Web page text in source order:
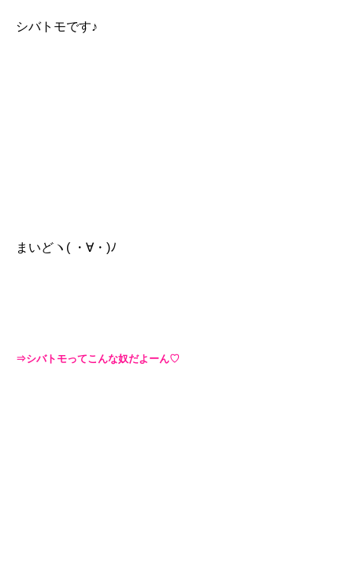
シバトモです♪
まいどヽ( ・∀・)ﾉ
⇒シバトモってこんな奴だよーん♡